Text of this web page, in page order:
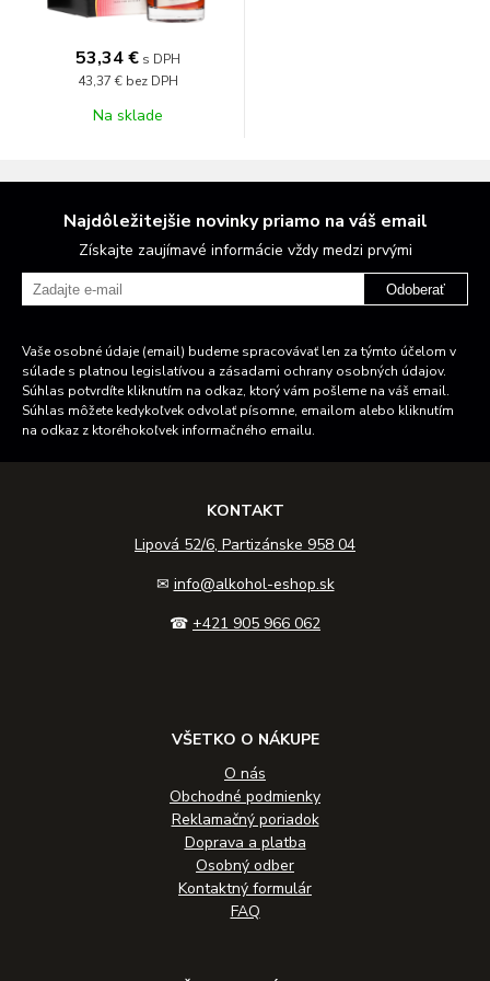
53,34 € s DPH
43,37 € bez DPH
Na sklade
Najdôležitejšie novinky priamo na váš email
Získajte zaujímavé informácie vždy medzi prvými
Odoberať
Vaše osobné údaje (email) budeme spracovávať len za týmto účelom v
súlade s platnou legislatívou a zásadami ochrany osobných údajov.
Súhlas potvrdíte kliknutím na odkaz, ktorý vám pošleme na váš email.
Súhlas môžete kedykoľvek odvolať písomne, emailom alebo kliknutím
na odkaz z ktoréhokoľvek informačného emailu.
KONTAKT
Lipová 52/6, Partizánske 958 04
✉ info@alkohol-eshop.sk
☎ +421 905 966 062
VŠETKO O NÁKUPE
O nás
Obchodné podmienky
Reklamačný poriadok
Doprava a platba
Osobný odber
Kontaktný formulár
FAQ